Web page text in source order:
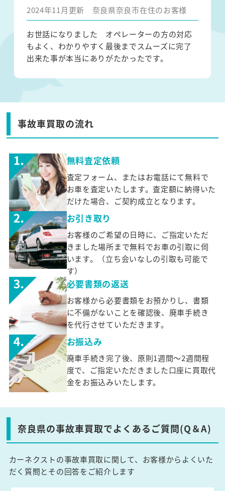
2024年11月更新 奈良県奈良市在住のお客様
お世話になりました オペレーターの方の対応
もよく、わかりやすく最後までスムーズに完了
出来た事が本当にありがたかったです。
事故車買取の流れ
無料査定依頼
査定フォーム、またはお電話にて無料で
お車を査定いたします。査定額に納得いた
だけた場合、ご契約成立となります。
お引き取り
お客様のご希望の日時に、ご指定いただ
きました場所まで無料でお車の引取に伺
います。（立ち会いなしの引取も可能で
す）
必要書類の返送
お客様から必要書類をお預かりし、書類
に不備がないことを確認後、廃車手続き
を代行させていただきます。
お振込み
廃車手続き完了後、原則1週間～2週間程
度で、ご指定いただきました口座に買取代
金をお振込みいたします。
奈良県の事故車買取でよくあるご質問(Q＆A)
カーネクストの事故車買取に関して、お客様からよくいた
だく質問とその回答をご紹介します